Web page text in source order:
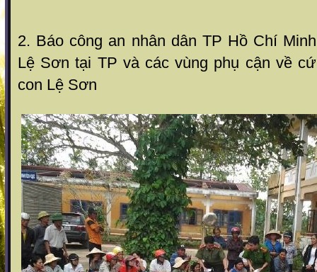
2. Báo công an nhân dân TP Hồ Chí
Lệ Sơn tại TP và các vùng phụ cận về
con Lệ Sơn